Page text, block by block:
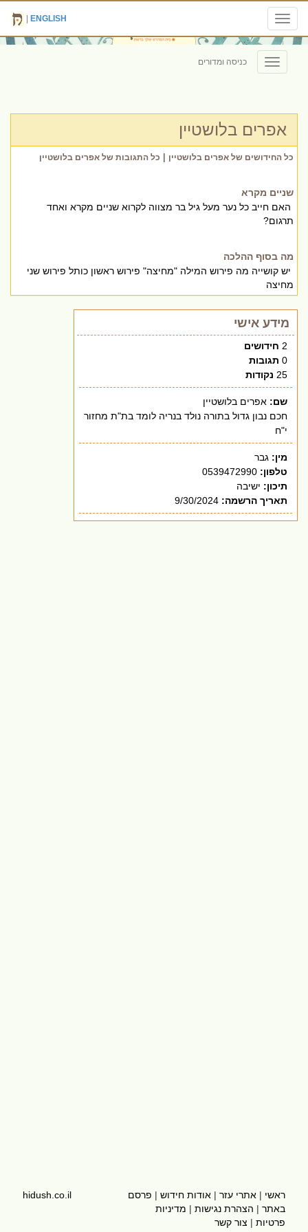
Toggle
navigation
ENGLISH
Toggle
navigation
כניסה ומדורים
אפרים בלושטיין
כל החידושים של אפרים בלושטיין | כל התגובות של אפרים בלושטיין
שניים מקרא
האם חייב כל נער מעל גיל בר מצווה לקרוא שניים מקרא ואחד
תרגום?
מה בסוף ההלכה
יש קושייה מה פירוש המילה "מחיצה" פירוש ראשון כותל פירוש שני
מחיצה
מידע אישי
2 חידושים
0 תגובות
25 נקודות
שם: אפרים בלושטיין
חכם נבון גדול בתורה נולד בנריה לומד בת"ת מחזור
י"ח
מין: גבר
טלפון:
תיכון: ישיבה
תאריך הרשמה: 9/30/2024
ראשי | אתרי עזר | אודות חידוש | פרסם
באתר | הצהרת נגישות | מדיניות
פרטיות | צור קשר
hidush.co.il